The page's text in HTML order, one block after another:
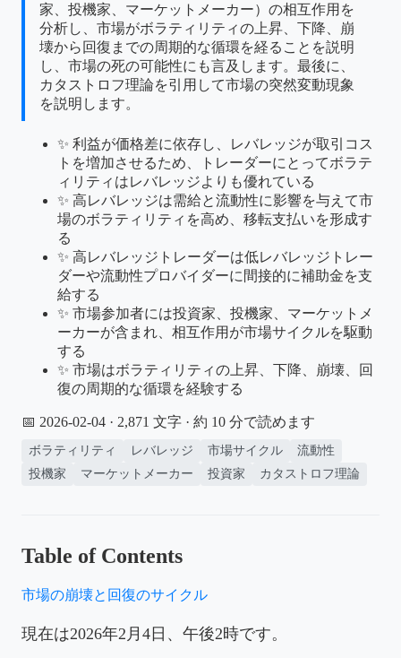
家、投機家、マーケットメーカー）の相互作用を
分析し、市場がボラティリティの上昇、下降、崩
壊から回復までの周期的な循環を経ることを説明
し、市場の死の可能性にも言及します。最後に、
カタストロフ理論を引用して市場の突然変動現象
を説明します。
✨ 利益が価格差に依存し、レバレッジが取引コス
トを増加させるため、トレーダーにとってボラテ
ィリティはレバレッジよりも優れている
✨ 高レバレッジは需給と流動性に影響を与えて市
場のボラティリティを高め、移転支払いを形成す
る
✨ 高レバレッジトレーダーは低レバレッジトレー
ダーや流動性プロバイダーに間接的に補助金を支
給する
✨ 市場参加者には投資家、投機家、マーケットメ
ーカーが含まれ、相互作用が市場サイクルを駆動
する
✨ 市場はボラティリティの上昇、下降、崩壊、回
復の周期的な循環を経験する
📅 2026-02-04 · 2,871 文字 · 約 10 分で読めます
ボラティリティ レバレッジ 市場サイクル
流動性
投機家
マーケットメーカー 投資家 カタストロフ理論
Table of Contents
市場の崩壊と回復のサイクル
現在は2026年2月4日、午後2時です。